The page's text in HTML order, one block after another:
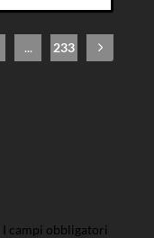
... 233
I campi obbligatori